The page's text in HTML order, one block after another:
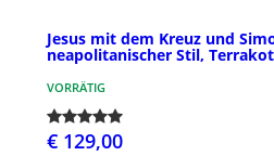
Jesus mit dem Kreuz und
neapolitanischer Stil,
VORRÄTIG
€ 129,00